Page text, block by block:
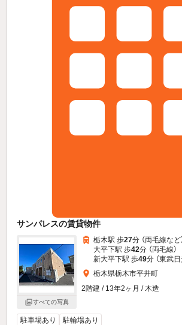
サンパレスの賃貸物件
すべての写真
栃木駅 歩27分 （両毛線など
大平下駅 歩42分 （両毛線）
新大平下駅 歩49分 （東武日
栃木県栃木市平井町
2階建 / 13年2ヶ月 / 木造
駐車場あり 駐輪場あり